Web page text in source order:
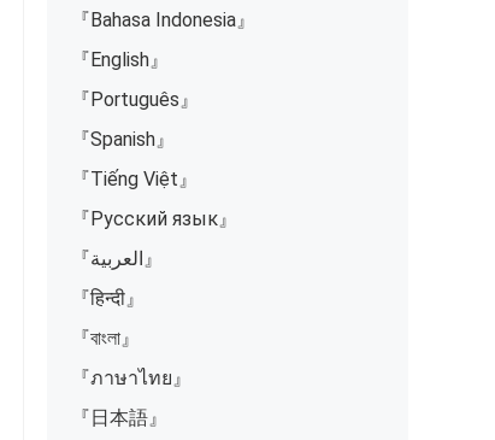
『Bahasa Indonesia』
『English』
『Português』
『Spanish』
『Tiếng Việt』
『Русский язык』
『العربية』
『हिन्दी』
『বাংলা』
『ภาษาไทย』
『日本語』